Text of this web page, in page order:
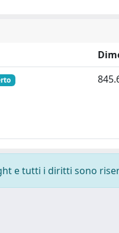
e tutti i diritti sono